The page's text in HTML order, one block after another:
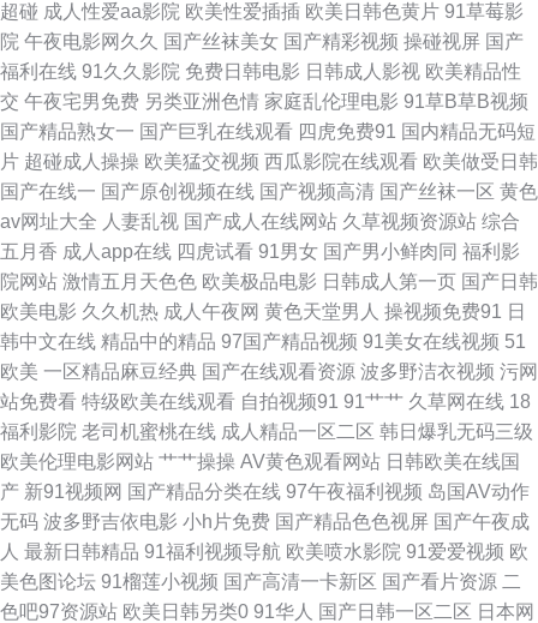
区免费国产 91在线视频观看 青青久久91 91大神尤物 成人AV天堂五月天网
大香蕉99 久草网站最新 午夜蜜桃888 91熟女网 91传媒在线免费看 91怎么
进入网页 日韩123区访问指南 91韩国黄色网页 东京热成人导航 日本3级网络
入口 91在线综合观看 欧美强奸第5页 91白丝喷水自慰网站 91素人网 91视频
在线免费入口 国产午夜1024在线 手机福利刺激伦理片 91丝袜传媒视频网站
韩国三级A片网址 香蕉国产 91探花在线观 麻豆免费毛片 91精品资源网 国内
性爱肏屄视频 青青草在线狠狠操 色色热99 91福利资源网页 豆花视频在线网
址 丝袜精品一区在线 97干伊人 男人的天堂自拍网 91黑丝露脚 丁香成人色网
香蕉视频下载黄 东方av网 日韩精品专区 国产十区在线观看 影音先锋色色网
超踫成人电影 男人AV影院 亚洲夜夜蜜桃 91视频国 黄页永久免费观看 91夫
超碰 成人性爱aa影院 欧美性爱插插 欧美日韩色黄片 91草莓影
院 午夜电影网久久 国产丝袜美女 国产精彩视频 操碰视屏 国产
福利在线 91久久影院 免费日韩电影 日韩成人影视 欧美精品性
交 午夜宅男免费 另类亚洲色情 家庭乱伦理电影 91草B草B视频
国产精品熟女一 国产巨乳在线观看 四虎免费91 国内精品无码短
片 超碰成人操操 欧美猛交视频 西瓜影院在线观看 欧美做受日韩
国产在线一 国产原创视频在线 国产视频高清 国产丝袜一区 黄色
av网址大全 人妻乱视 国产成人在线网站 久草视频资源站 综合
五月香 成人app在线 四虎试看 91男女 国产男小鲜肉同 福利影
院网站 激情五月天色色 欧美极品电影 日韩成人第一页 国产日韩
欧美电影 久久机热 成人午夜网 黄色天堂男人 操视频免费91 日
韩中文在线 精品中的精品 97国产精品视频 91美女在线视频 51
欧美 一区精品麻豆经典 国产在线观看资源 波多野洁衣视频 污网
站免费看 特级欧美在线观看 自拍视频91 91艹艹 久草网在线 18
福利影院 老司机蜜桃在线 成人精品一区二区 韩日爆乳无码三级
欧美伦理电影网站 艹艹操操 AV黄色观看网站 日韩欧美在线国
产 新91视频网 国产精品分类在线 97午夜福利视频 岛国AV动作
无码 波多野吉依电影 小h片免费 国产精品色色视屏 国产午夜成
人 最新日韩精品 91福利视频导航 欧美喷水影院 91爱爱视频 欧
美色图论坛 91榴莲小视频 国产高清一卡新区 国产看片资源 二
色吧97资源站 欧美日韩另类0 91华人 国产日韩一区二区 日本网